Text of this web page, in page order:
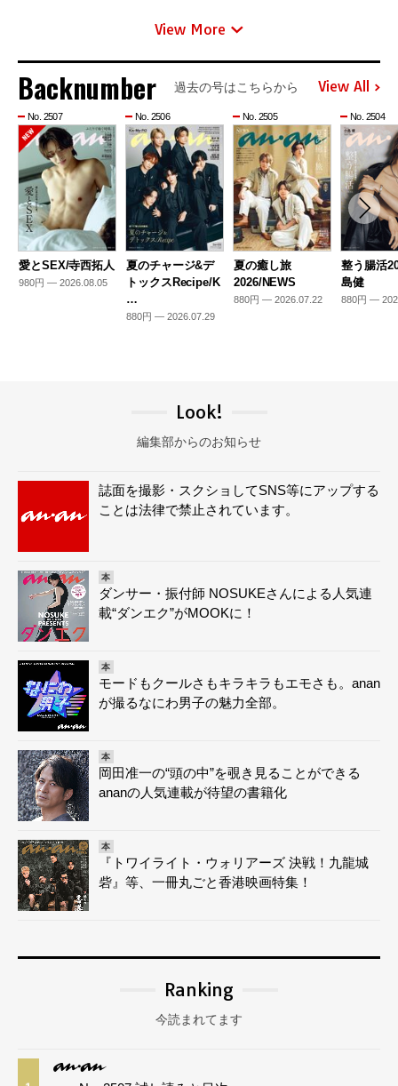
View More
Backnumber 過去の号はこちらから View All
No. 2507
愛とSEX/寺西拓人
980円 — 2026.08.05
No. 2506
夏のチャージ&デ
トックスRecipe/K
…
880円 — 2026.07.29
No. 2505
夏の癒し旅
2026/NEWS
880円 — 2026.07.22
No. 2504
整う腸活
島健
880円 —
Look!
編集部からのお知らせ
誌面を撮影・スクショしてSNS等にアップする
ことは法律で禁止されています。
本
ダンサー・振付師 NOSUKEさんによる人気連
載“ダンエク”がMOOKに！
本
モードもクールさもキラキラもエモさも。anan
が撮るなにわ男子の魅力全部。
本
岡田准一の“頭の中”を覗き見ることができる
ananの人気連載が待望の書籍化
本
『トワイライト・ウォリアーズ 決戦！九龍城
砦』等、一冊丸ごと香港映画特集！
Ranking
今読まれてます